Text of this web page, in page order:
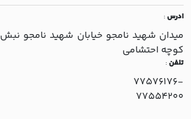
ادرس:
ميدان شهيد نامجو خيابان شهيد نامجو نبش
کوچه احتشامي
تلفن:
77576176-
77554200